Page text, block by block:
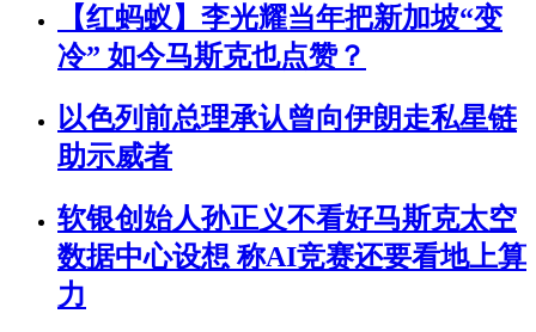
【红蚂蚁】李光耀当年把新加坡“变
冷” 如今马斯克也点赞？
以色列前总理承认曾向伊朗走私星链
助示威者
软银创始人孙正义不看好马斯克太空
数据中心设想 称AI竞赛还要看地上算
力